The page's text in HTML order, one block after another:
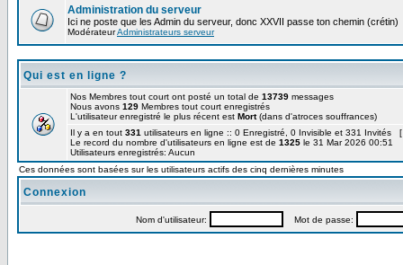
Administration du serveur
Ici ne poste que les Admin du serveur, donc XXVII passe ton chemin (crétin)
ModérateurAdministrateurs serveur
Qui est en ligne ?
Nos Membres tout court ont posté un total de 13739 messages
Nous avons 129 Membres tout court enregistrés
L'utilisateur enregistré le plus récent est Mort(dans d'atroces souffrances)
Il y a en tout 331 utilisateurs en ligne :: 0 Enregistré, 0 Invisible et 331 Invités [
Le record du nombre d'utilisateurs en ligne est de 1325 le 31 Mar 2026 00:51
Utilisateurs enregistrés: Aucun
Ces données sont basées sur les utilisateurs actifs des cinq dernières minutes
Connexion
Nom d'utilisateur: Mot de passe: